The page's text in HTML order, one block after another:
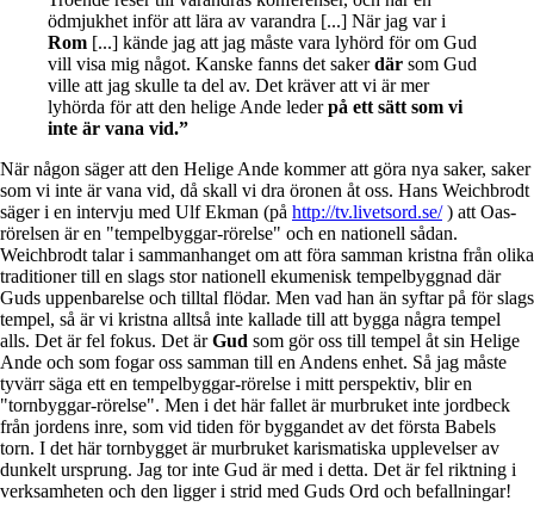
ödmjukhet inför att lära av varandra [...] När jag var i
Rom [...] kände jag att jag måste vara lyhörd för om Gud
vill visa mig något. Kanske fanns det sakerdär som Gud
ville att jag skulle ta del av. Det kräver att vi är mer
lyhörda för att den helige Ande lederpå ett sätt som vi
inte är vana vid.”
När någon säger att den Helige Ande kommer att göra nya saker, saker
som vi inte är vana vid, då skall vi dra öronen åt oss. Hans Weichbrodt
säger i en intervju med Ulf Ekman (på http://tv.livetsord.se/) att Oas-
rörelsen är en "tempelbyggar-rörelse" och en nationell sådan.
Weichbrodt talar i sammanhanget om att föra samman kristna från olika
traditioner till en slags stor nationell ekumenisk tempelbyggnad där
Guds uppenbarelse och tilltal flödar. Men vad han än syftar på för slags
tempel, så är vi kristna alltså inte kallade till att bygga några tempel
alls. Det är fel fokus. Det ärGud som gör oss till tempel åt sin Helige
Ande och som fogar oss samman till en Andens enhet. Så jag måste
tyvärr säga ett en tempelbyggar-rörelse i mitt perspektiv, blir en
"tornbyggar-rörelse". Men i det här fallet är murbruket inte jordbeck
från jordens inre, som vid tiden för byggandet av det första Babels
torn. I det här tornbygget är murbruket karismatiska upplevelser av
dunkelt ursprung. Jag tor inte Gud är med i detta. Det är fel riktning i
verksamheten och den ligger i strid med Guds Ord och befallningar!